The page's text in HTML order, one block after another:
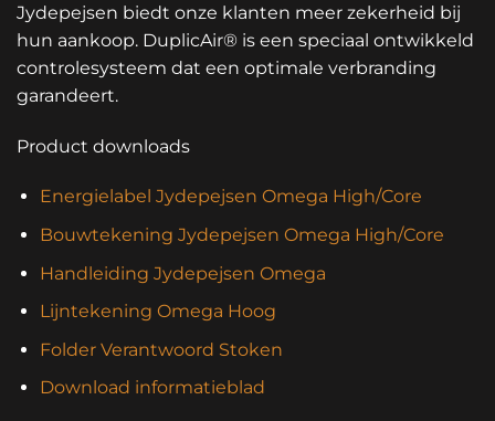
Jydepejsen biedt onze klanten meer zekerheid bij
hun aankoop. DuplicAir® is een speciaal ontwikkeld
controlesysteem dat een optimale verbranding
garandeert.
Product downloads
Energielabel Jydepejsen Omega High/Core
Bouwtekening Jydepejsen Omega High/Core
Handleiding Jydepejsen Omega
Lijntekening Omega Hoog
Folder Verantwoord Stoken
Download informatieblad